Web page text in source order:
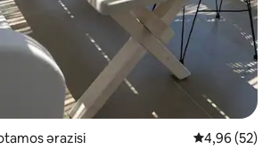
ərazisi Ortalama
4,96 (52)